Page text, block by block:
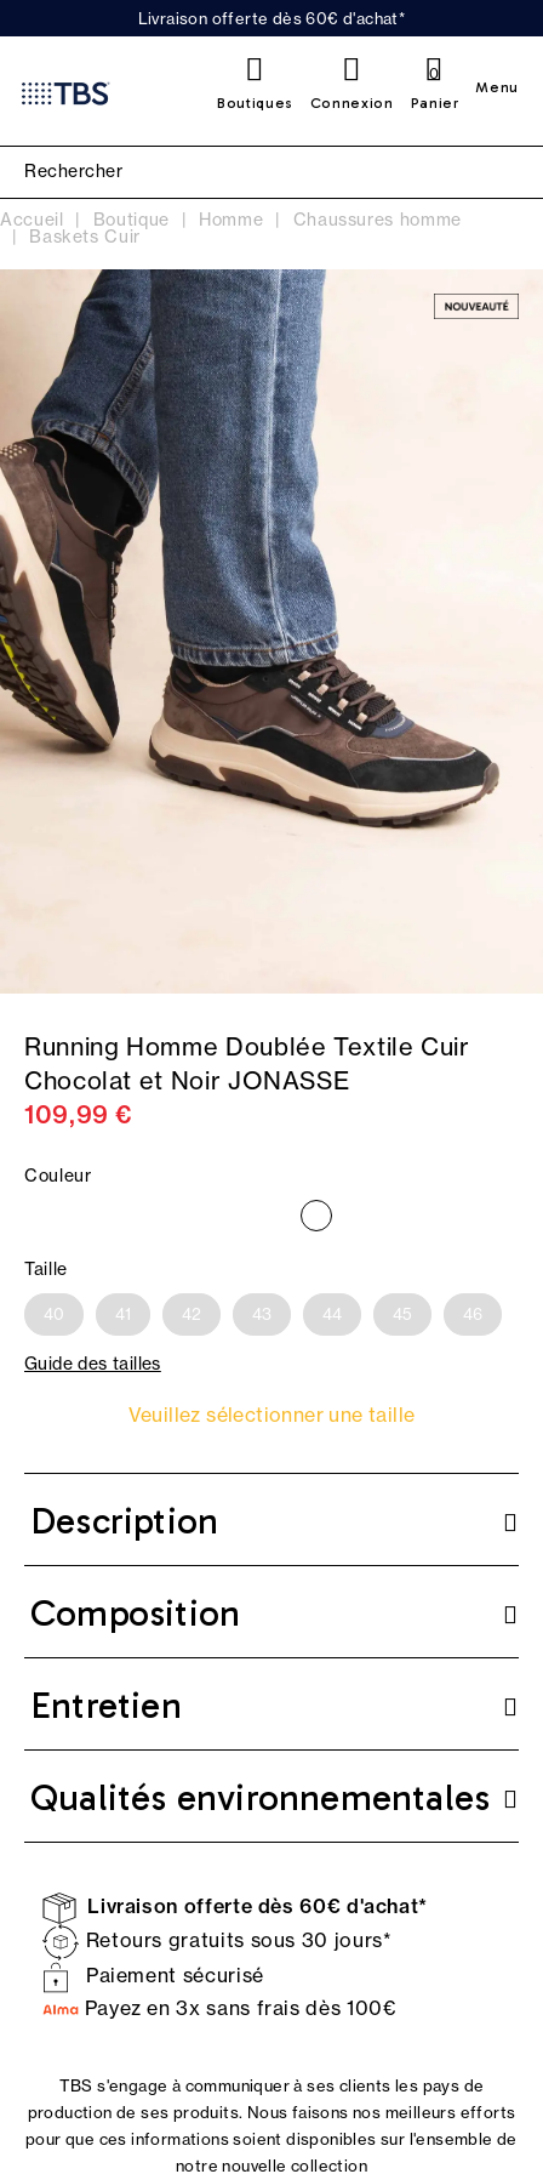
Livraison offerte dès 60€ d'achat*
Boutiques Connexion Panier
0
Menu
Accueil Boutique Homme Chaussures homme
Baskets Cuir
Running Homme Doublée Textile Cuir
Chocolat et Noir JONASSE
109,99 €
Couleur
Taille
40 41 42 43 44 45 46
Guide des tailles
Veuillez sélectionner une taille
Description
Composition
Entretien
Qualités environnementales
Livraison offerte dès 60€ d'achat*
Retours gratuits sous 30 jours*
Paiement sécurisé
Payez en 3x sans frais dès 100€
TBS s'engage à communiquer à ses clients les pays de
production de ses produits. Nous faisons nos meilleurs efforts
pour que ces informations soient disponibles sur l'ensemble de
notre nouvelle collection